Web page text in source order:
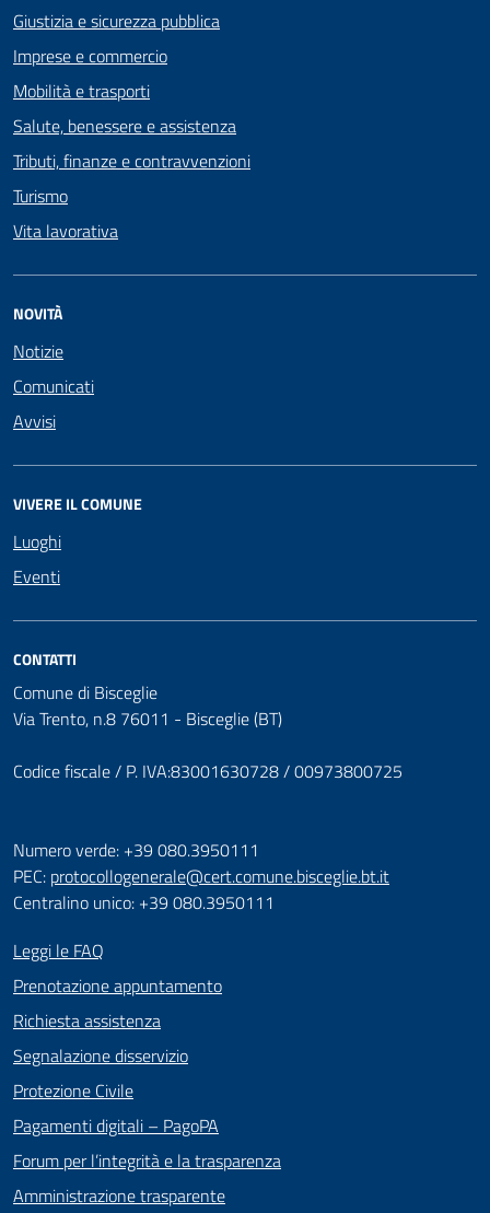
Giustizia e sicurezza pubblica
Imprese e commercio
Mobilità e trasporti
Salute, benessere e assistenza
Tributi, finanze e contravvenzioni
Turismo
Vita lavorativa
NOVITÀ
Notizie
Comunicati
Avvisi
VIVERE IL COMUNE
Luoghi
Eventi
CONTATTI
Comune di Bisceglie
Via Trento, n.8 76011 - Bisceglie (BT)
Codice fiscale / P. IVA:83001630728 / 00973800725
Numero verde: +39 080.3950111
PEC: protocollogenerale@cert.comune.bisceglie.bt.it
Centralino unico: +39 080.3950111
Leggi le FAQ
Prenotazione appuntamento
Richiesta assistenza
Segnalazione disservizio
Protezione Civile
Pagamenti digitali – PagoPA
Forum per l’integrità e la trasparenza
Amministrazione trasparente